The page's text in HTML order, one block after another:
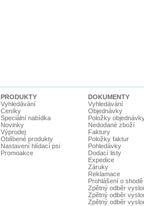
PRODUKTY
Vyhledávání
Ceníky
Speciální nabídka
Novinky
Výprodej
Oblíbené produkty
Nastavení hlídací psi
Promoakce
DOKUMENTY
Vyhledávání
Objednávky
Položky
Nedodané zboží
Faktury
Položky faktur
Pohledávky
Dodací listy
Expedice
Záruky
Reklamace
Prohlášení o shodě
Zpětný odběr
Zpětný odběr
Zpětný odběr